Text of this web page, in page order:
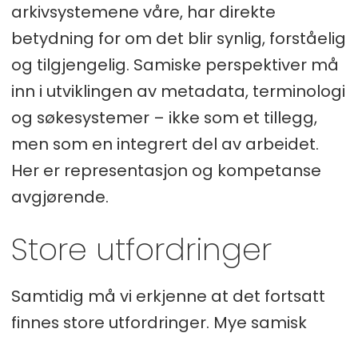
arkivsystemene våre, har direkte
betydning for om det blir synlig, forståelig
og tilgjengelig. Samiske perspektiver må
inn i utviklingen av metadata, terminologi
og søkesystemer – ikke som et tillegg,
men som en integrert del av arbeidet.
Her er representasjon og kompetanse
avgjørende.
Store utfordringer
Samtidig må vi erkjenne at det fortsatt
finnes store utfordringer. Mye samisk